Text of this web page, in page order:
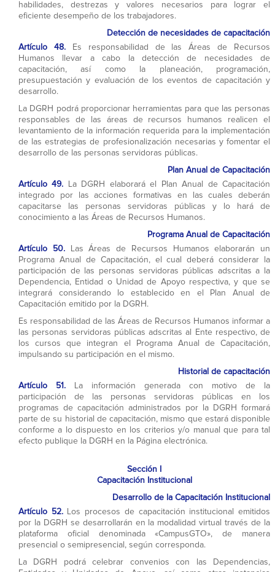
habilidades, destrezas y valores necesarios para lograr el
eficiente desempeño de los trabajadores.
Detección de necesidades de capacitación
Artículo 48.Es responsabilidad de las Áreas de Recursos
Humanos llevar a cabo la detección de necesidades de
capacitación, así como la planeación, programación,
presupuestación y evaluación de los eventos de capacitación y
desarrollo.
La DGRH podrá proporcionar herramientas para que las personas
responsables de las áreas de recursos humanos realicen el
levantamiento de la información requerida para la implementación
de las estrategias de profesionalización necesarias y fomentar el
desarrollo de las personas servidoras públicas.
Plan Anual de Capacitación
Artículo 49. La DGRH elaborará el Plan Anual de Capacitación
integrado por las acciones formativas en las cuales deberán
capacitarse las personas servidoras públicas y lo hará de
conocimiento a las Áreas de Recursos Humanos.
Programa Anual de Capacitación
Artículo 50.
Las Áreas de Recursos Humanos elaborarán un
Programa Anual de Capacitación, el cual deberá considerar la
participación de las personas servidoras públicas adscritas a la
Dependencia, Entidad o Unidad de Apoyo respectiva, y que se
integrará considerando lo establecido en el Plan Anual de
Capacitación emitido por la DGRH.
Es responsabilidad de las Áreas de Recursos Humanos informar a
las personas servidoras públicas adscritas al Ente respectivo, de
los cursos que integran el Programa Anual de Capacitación,
impulsando su participación en el mismo.
Historial de capacitación
Artículo 51.
La información generada con motivo de la
participación de las personas servidoras públicas en los
programas de capacitación administrados por la DGRH formará
parte de su historial de capacitación, mismo que estará disponible
conforme a lo dispuesto en los criterios y/o manual que para tal
efecto publique la DGRH en la Página electrónica.
Sección I
Capacitación Institucional
Desarrollo de la Capacitación Institucional
Artículo 52.Los procesos de capacitación institucional emitidos
por la DGRH se desarrollarán en la modalidad virtual través de la
plataforma oficial denominada «CampusGTO», de manera
presencial o semipresencial, según corresponda.
La DGRH podrá celebrar convenios con las Dependencias,